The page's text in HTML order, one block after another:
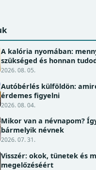
A kalória nyomában:
szükséged és honnan
2026. 08. 05.
Autóbérlés külföldön:
érdemes figyelni
2026. 08. 04.
Mikor van a névnapom?
bármelyik névnek
2026. 07. 31.
Visszér: okok, tünetek és
megelőzéséért